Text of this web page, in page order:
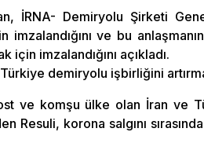
İRNA- Demiryolu Şirketi
imzalandığını ve bu
için imzalandığını açıkladı.
demiryolu işbirliğini
ve komşu ülke olan İran ve
Resuli, korona salgını